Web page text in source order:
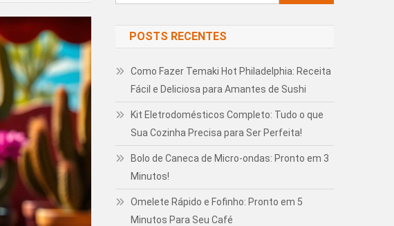
por:
POSTS RECENTES
Como Fazer Temaki Hot Philadelphia: Receita
Fácil e Deliciosa para Amantes de Sushi
Kit Eletrodomésticos Completo: Tudo o que
Sua Cozinha Precisa para Ser Perfeita!
Bolo de Caneca de Micro-ondas: Pronto em 3
Minutos!
Omelete Rápido e Fofinho: Pronto em 5
Minutos Para Seu Café